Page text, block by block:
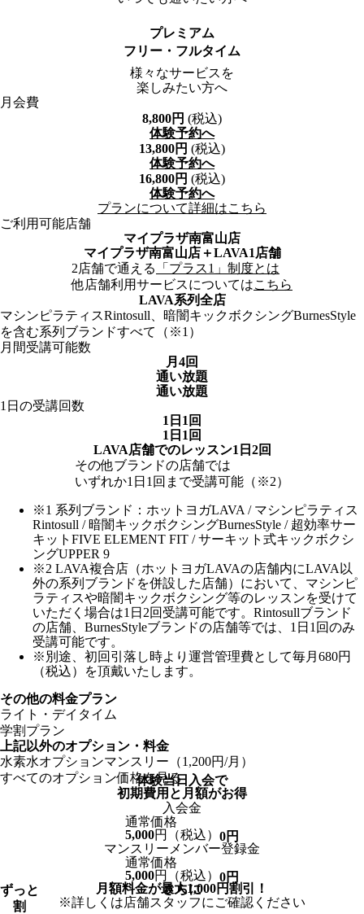
プレミアム
フリー・フルタイム
様々なサービスを
楽しみたい方へ
月会費
8,800円 (税込)
体験予約へ
13,800円 (税込)
体験予約へ
16,800円 (税込)
体験予約へ
プランについて詳細はこちら
ご利用可能店舗
マイプラザ南富山店
マイプラザ南富山店＋LAVA1店舗
2店舗で通える
「プラス1」制度とは
他店舗利用サービスについてはこちら
LAVA系列全店
マシンピラティスRintosull、暗闇キックボクシングBurnesStyle
を含む系列ブランドすべて（※1）
月間受講可能数
月4回
通い放題
通い放題
1日の受講回数
1日1回
1日1回
LAVA店舗でのレッスン1日2回
その他ブランドの店舗では
いずれか1日1回まで受講可能 （※2）
※1 系列ブランド：ホットヨガLAVA / マシンピラティス
Rintosull / 暗闇キックボクシングBurnesStyle / 超効率サー
キットFIVE ELEMENT FIT / サーキット式キックボクシ
ングUPPER 9
※2 LAVA複合店（ホットヨガLAVAの店舗内にLAVA以
外の系列ブランドを併設した店舗）において、マシンピ
ラティスや暗闇キックボクシング等のレッスンを受けて
いただく場合は1日2回受講可能です。Rintosullブランド
の店舗、BurnesStyleブランドの店舗等では、1日1回のみ
受講可能です。
※別途、初回引落し時より運営管理費として毎月680円
（税込）を頂戴いたします。
その他の料金プラン
ライト・デイタイム
学割プラン
上記以外のオプション・料金
水素水オプションマンスリー（1,200円/月）
すべてのオプション価格を見る体験当日入会で
初期費用 と 月額がお得
入会金
通常価格
5,000円 （税込） 0円
マンスリーメンバー登録金
通常価格
5,000円 （税込） 0円
ずっと
割
さらに
月額料金が最大1,000円割引！
※詳しくは店舗スタッフにご確認ください